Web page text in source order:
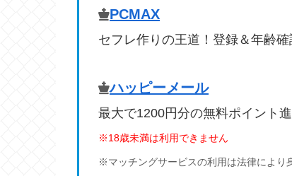
PCMAX
セフレ作りの王道！登録＆年齢
ハッピーメール
最大で1200円分の無料ポイント
※18歳未満は利用できません
※マッチングサービスの利用は法律により